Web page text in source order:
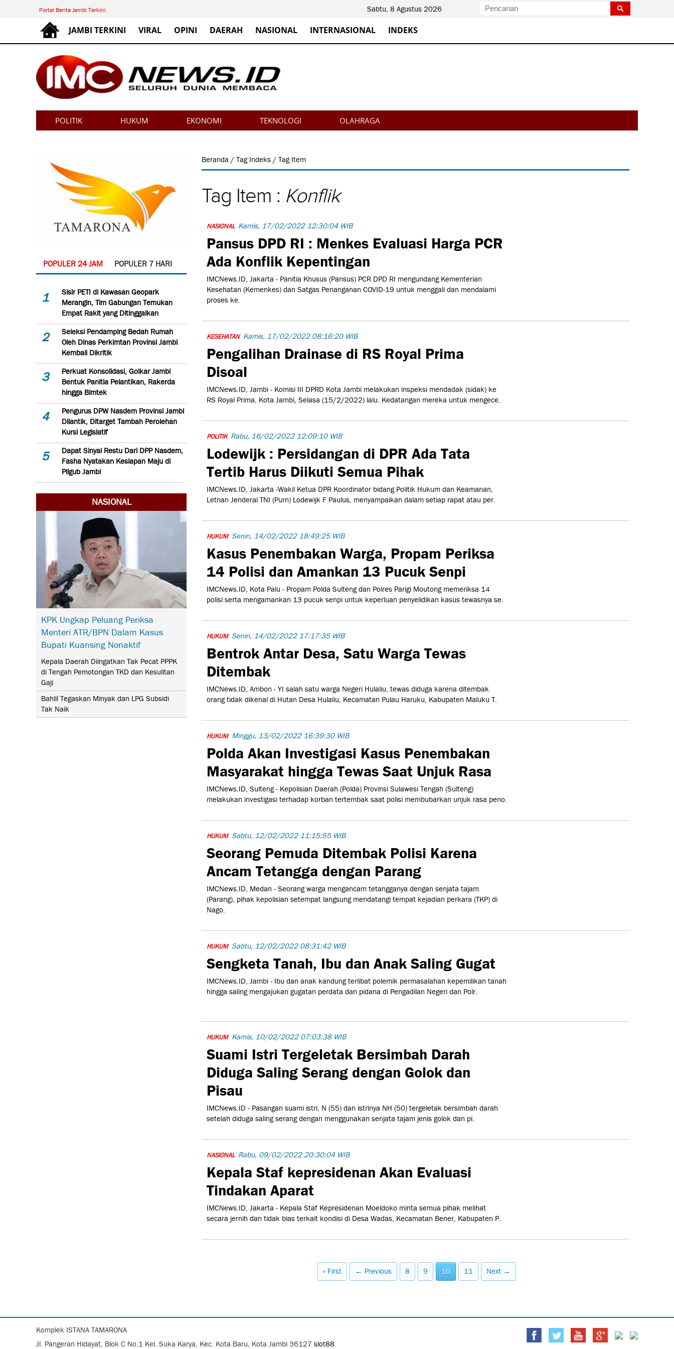
Portal Berita Jambi Terkini Sabtu, 8 Agustus 2026
JAMBI TERKINI VIRAL OPINI DAERAH NASIONAL INTERNASIONAL INDEKS
POLITIK HUKUM EKONOMI TEKNOLOGI OLAHRAGA
POPULER 24 JAM POPULER 7 HARI
1
Sisir PETI di Kawasan Geopark
Merangin, Tim Gabungan Temukan
Empat Rakit yang Ditinggalkan
2
Seleksi Pendamping Bedah Rumah
Oleh Dinas Perkimtan Provinsi Jambi
Kembali Dikritik
3
Perkuat Konsolidasi, Golkar Jambi
Bentuk Panitia Pelantikan, Rakerda
hingga Bimtek
4
Pengurus DPW Nasdem Provinsi Jambi
Dilantik, Ditarget Tambah Perolehan
Kursi Legislatif
5
Dapat Sinyal Restu Dari DPP Nasdem,
Fasha Nyatakan Kesiapan Maju di
Pilgub Jambi
NASIONAL
KPK Ungkap Peluang Periksa
Menteri ATR/BPN Dalam Kasus
Bupati Kuansing Nonaktif
Kepala Daerah Diingatkan Tak Pecat PPPK
di Tengah Pemotongan TKD dan Kesulitan
Gaji
Bahlil Tegaskan Minyak dan LPG Subsidi
Tak Naik
Beranda / Tag Indeks / Tag Item
Tag Item : Konflik
NASIONAL Kamis, 17/02/2022 12:30:04 WIB
Pansus DPD RI : Menkes Evaluasi Harga PCR
Ada Konflik Kepentingan
IMCNews.ID, Jakarta - Panitia Khusus (Pansus) PCR DPD RI mengundang Kementerian
Kesehatan (Kemenkes) dan Satgas Penanganan COVID-19 untuk menggali dan mendalami
proses ke.
KESEHATAN Kamis, 17/02/2022 08:16:20 WIB
Pengalihan Drainase di RS Royal Prima
Disoal
IMCNews.ID, Jambi - Komisi III DPRD Kota Jambi melakukan inspeksi mendadak (sidak) ke
RS Royal Prima, Kota Jambi, Selasa (15/2/2022) lalu. Kedatangan mereka untuk mengece.
POLITIK Rabu, 16/02/2022 12:09:10 WIB
Lodewijk : Persidangan di DPR Ada Tata
Tertib Harus Diikuti Semua Pihak
IMCNews.ID, Jakarta -Wakil Ketua DPR Koordinator bidang Politik Hukum dan Keamanan,
Letnan Jenderal TNI (Purn) Lodewijk F Paulus, menyampaikan dalam setiap rapat atau per.
HUKUM Senin, 14/02/2022 18:49:25 WIB
Kasus Penembakan Warga, Propam Periksa
14 Polisi dan Amankan 13 Pucuk Senpi
IMCNews.ID, Kota Palu - Propam Polda Sulteng dan Polres Parigi Moutong memeriksa 14
polisi serta mengamankan 13 pucuk senpi untuk keperluan penyelidikan kasus tewasnya se.
HUKUM Senin, 14/02/2022 17:17:35 WIB
Bentrok Antar Desa, Satu Warga Tewas
Ditembak
IMCNews.ID, Ambon - YI salah satu warga Negeri Hulaliu, tewas diduga karena ditembak
orang tidak dikenal di Hutan Desa Hulaliu, Kecamatan Pulau Haruku, Kabupaten Maluku T.
HUKUM Minggu, 13/02/2022 16:39:30 WIB
Polda Akan Investigasi Kasus Penembakan
Masyarakat hingga Tewas Saat Unjuk Rasa
IMCNews.ID, Sulteng - Kepolisian Daerah (Polda) Provinsi Sulawesi Tengah (Sulteng)
melakukan investigasi terhadap korban tertembak saat polisi membubarkan unjuk rasa peno.
HUKUM Sabtu, 12/02/2022 11:15:55 WIB
Seorang Pemuda Ditembak Polisi Karena
Ancam Tetangga dengan Parang
IMCNews.ID, Medan - Seorang warga mengancam tetangganya dengan senjata tajam
(Parang), pihak kepolisian setempat langsung mendatangi tempat kejadian perkara (TKP) di
Nago.
HUKUM Sabtu, 12/02/2022 08:31:42 WIB
Sengketa Tanah, Ibu dan Anak Saling Gugat
IMCNews.ID, Jambi - Ibu dan anak kandung terlibat polemik permasalahan kepemilikan tanah
hingga saling mengajukan gugatan perdata dan pidana di Pengadilan Negeri dan Polr.
HUKUM Kamis, 10/02/2022 07:03:38 WIB
Suami Istri Tergeletak Bersimbah Darah
Diduga Saling Serang dengan Golok dan
Pisau
IMCNews.ID - Pasangan suami istri, N (55) dan istrinya NH (50) tergeletak bersimbah darah
setelah diduga saling serang dengan menggunakan senjata tajam jenis golok dan pi.
NASIONAL Rabu, 09/02/2022 20:30:04 WIB
Kepala Staf kepresidenan Akan Evaluasi
Tindakan Aparat
IMCNews.ID, Jakarta - Kepala Staf Kepresidenan Moeldoko minta semua pihak melihat
secara jernih dan tidak bias terkait kondisi di Desa Wadas, Kecamatan Bener, Kabupaten P.
« First ← Previous 8 9 10 11 Next →
Komplek ISTANA TAMARONA
Jl. Pangeran Hidayat, Blok C No.1 Kel. Suka Karya, Kec. Kota Baru, Kota Jambi 36127 slot88